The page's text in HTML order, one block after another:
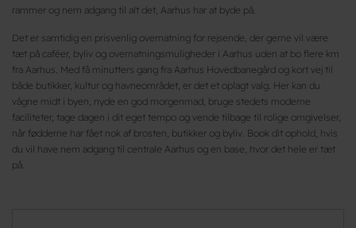
rammer og nem adgang til alt det, Aarhus har at byde på.
Det er samtidig en prisvenlig overnatning for rejsende, der gerne vil være
tæt på caféer, byliv og overnatningsmuligheder i Aarhus uden at bo flere km
fra Aarhus. Med få minutters gang fra Aarhus Hovedbanegård og kort vej til
både butikker, kultur og havneområdet, er det et oplagt valg. Her kan du
vågne midt i byen, nyde en god morgenmad, bruge stedets moderne
faciliteter, tage dagen i dit eget tempo og vende tilbage til rolige omgivelser,
når fødderne har fået nok af brosten, butikker og byliv. Book dit ophold, hvis
du vil have nem adgang til centrale Aarhus og en base, hvor det hele er tæt
på.